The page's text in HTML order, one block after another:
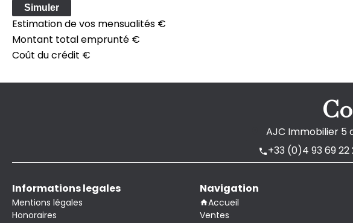
Simuler
Estimation de vos mensualités €
Montant total emprunté €
Coût du crédit €
AJC Immobilier5
+33 (0)4 93 69 22
Informations legales
Mentions légales
Honoraires
Navigation
Accueil
Ventes